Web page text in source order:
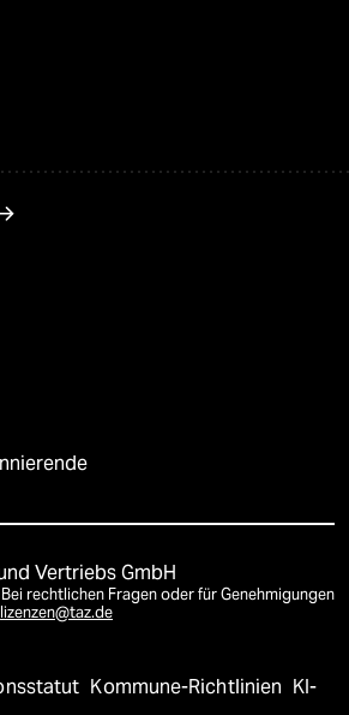
Vertriebs GmbH
rechtlichen Fragen oder für Genehmigungen
lizenzen@taz.de
Kommune-Richtlinien KI-